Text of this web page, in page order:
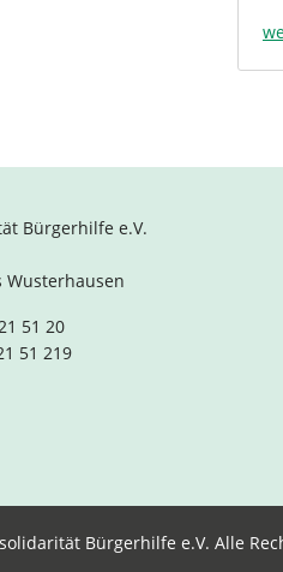
Bürgerhilfe e.V.
Wusterhausen
51 20
51 219
Bürgerhilfe e.V. Alle